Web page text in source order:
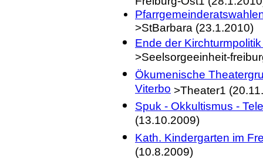
>StBarbara (23.1.2010)
Ende der
>Seelsorgeeinheit-
Ökumenische
Viterbo >Theater1
Spuk - Okkultismus -
(13.10.2009)
Kath. Kindergarten im
(10.8.2009)